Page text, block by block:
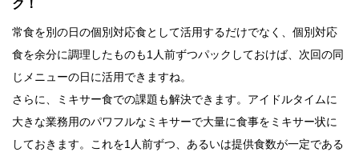
ク！
常食を別の日の個別対応食として活用するだけでなく、個別対応
食を余分に調理したものも1人前ずつパックしておけば、次回の同
じメニューの日に活用できますね。
さらに、ミキサー食での課題も解決できます。アイドルタイムに
大きな業務用のパワフルなミキサーで大量に食事をミキサー状に
しておきます。これを1人前ずつ、あるいは提供食数が一定である